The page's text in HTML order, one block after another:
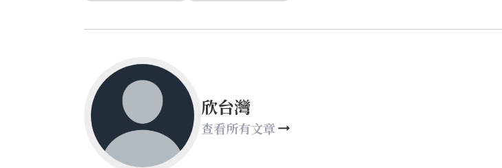
欣台灣
查看所有文章